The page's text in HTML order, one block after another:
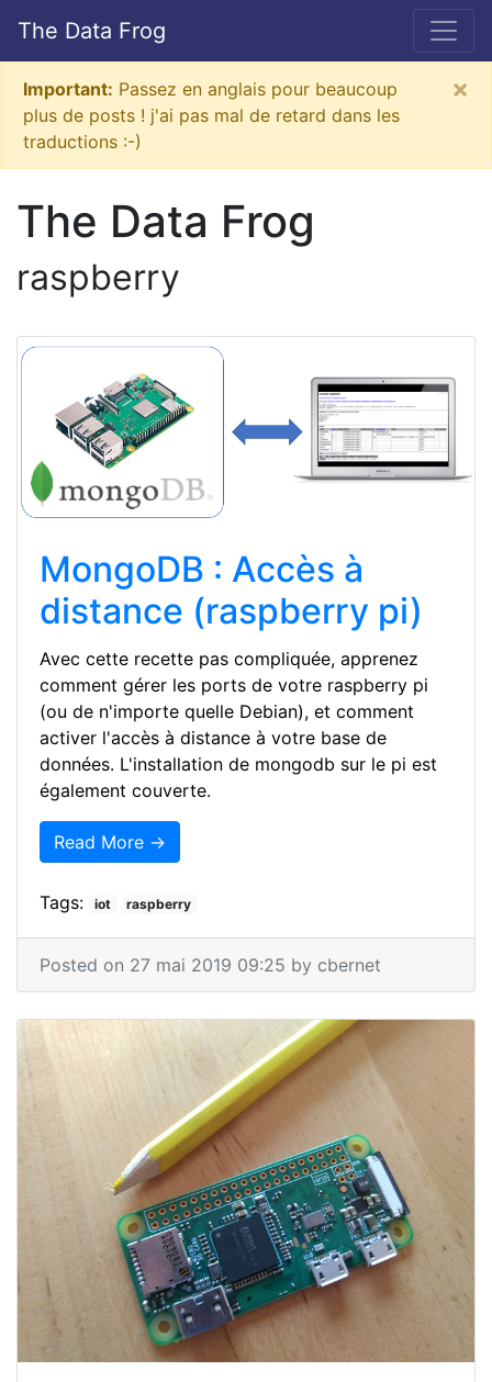
The Data Frog
Important: Passez en anglais pour beaucoup
plus de posts ! j'ai pas mal de retard dans les
traductions :-)
×
The Data Frog
raspberry
MongoDB : Accès à
distance (raspberry pi)
Avec cette recette pas compliquée, apprenez
comment gérer les ports de votre raspberry pi
(ou de n'importe quelle Debian), et comment
activer l'accès à distance à votre base de
données. L'installation de mongodb sur le pi est
également couverte.
Read More →
Tags: iot raspberry
Posted on 27 mai 2019 09:25 by cbernet